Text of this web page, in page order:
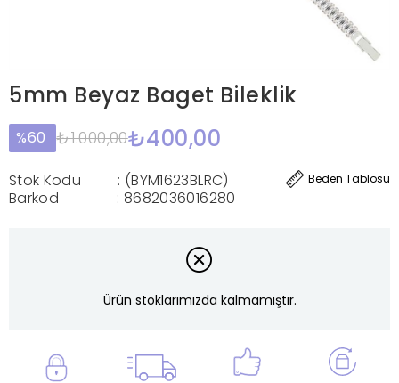
5mm Beyaz Baget Bileklik
60 ₺1.000,00₺400,00
Beden Tablosu
Stok Kodu
(BYM1623BLRC)
Barkod
: 8682036016280
Ürün stoklarımızda kalmamıştır.